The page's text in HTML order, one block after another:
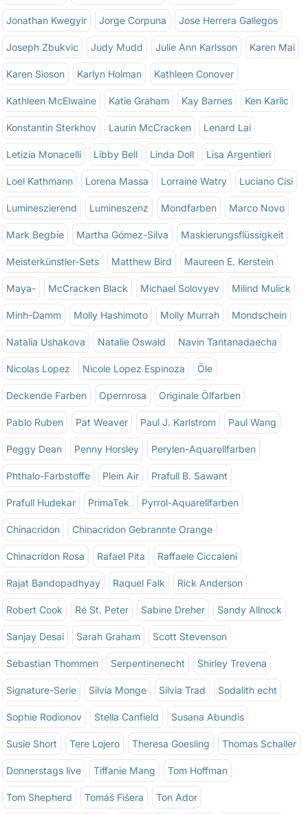
Jonathan Kwegyir Jorge Corpuna Jose Herrera Gallegos
Joseph Zbukvic Judy Mudd Julie Ann Karlsson Karen Mai
Karen Sioson Karlyn Holman Kathleen Conover
Kathleen McElwaine Katie Graham Kay Barnes Ken Karlic
Konstantin Sterkhov Laurin McCracken Lenard Lai
Letizia Monacelli Libby Bell Linda Doll Lisa Argentieri
Loel Kathmann Lorena Massa Lorraine Watry Luciano Cisi
Lumineszierend Lumineszenz Mondfarben Marco Novo
Mark Begbie Martha Gómez-Silva Maskierungsflüssigkeit
Meisterkünstler-Sets Matthew Bird Maureen E. Kerstein
Maya- McCracken Black Michael Solovyev Milind Mulick
Minh-Damm Molly Hashimoto Molly Murrah Mondschein
Natalia Ushakova Natalie Oswald Navin Tantanadaecha
Nicolas Lopez Nicole Lopez Espinoza Öle
Deckende Farben Opernrosa Originale Ölfarben
Pablo Ruben Pat Weaver Paul J. Karlstrom Paul Wang
Peggy Dean Penny Horsley Perylen-Aquarellfarben
Phthalo-Farbstoffe Plein Air Prafull B. Sawant
Prafull Hudekar PrimaTek Pyrrol-Aquarellfarben
Chinacridon Chinacridon Gebrannte Orange
Chinacridon Rosa Rafael Pita Raffaele Ciccaleni
Rajat Bandopadhyay Raquel Falk Rick Anderson
Robert Cook Ré St. Peter Sabine Dreher Sandy Allnock
Sanjay Desai Sarah Graham Scott Stevenson
Sebastian Thommen Serpentinenecht Shirley Trevena
Signature-Serie Silvia Monge Silvia Trad Sodalith echt
Sophie Rodionov Stella Canfield Susana Abundis
Susie Short Tere Lojero Theresa Goesling Thomas Schaller
Donnerstags live Tiffanie Mang Tom Hoffman
Tom Shepherd Tomáš Fišera Ton Ador